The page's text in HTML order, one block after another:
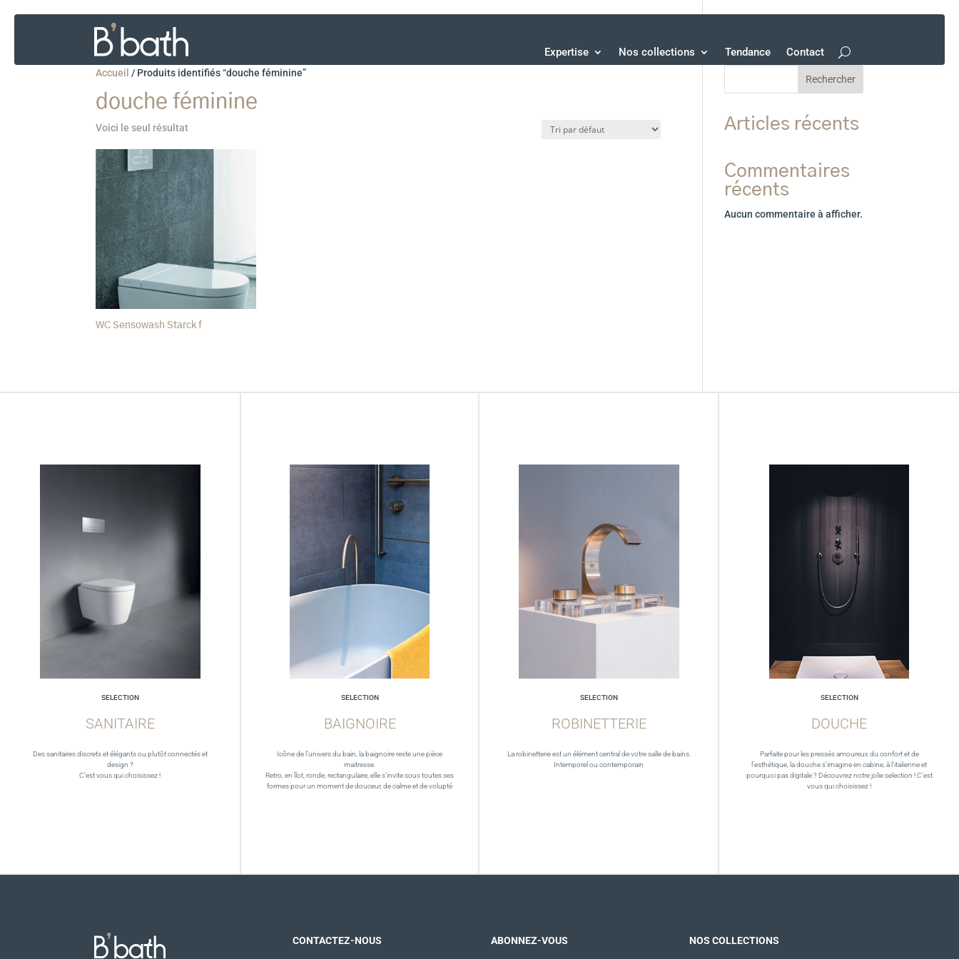
Expertise Nos collections Tendance Contact
Accueil / Produits identifiés “douche féminine”
douche féminine
Voici le seul résultat
WC Sensowash Starck f
Rechercher
Articles récents
Commentaires
récents
Aucun commentaire à afficher.
SELECTION
SANITAIRE
Des sanitaires discrets et élégants ou plutôt connectés et
design ?
C’est vous qui choisissez !
SELECTION
BAIGNOIRE
Icône de l’univers du bain, la baignoire reste une pièce
maitresse.
Retro, en îlot, ronde, rectangulaire, elle s’invite sous toutes ses
formes pour un moment de douceur, de calme et de volupté
SELECTION
ROBINETTERIE
La robinetterie est un élément central de votre salle de bains.
Intemporel ou contemporain
SELECTION
DOUCHE
Parfaite pour les pressés amoureux du confort et de
l’esthétique, la douche s’imagine en cabine, à l’italienne et
pourquoi pas digitale ? Découvrez notre jolie selection ! C’est
vous qui choisissez !
CONTACTEZ-NOUS ABONNEZ-VOUS NOS COLLECTIONS